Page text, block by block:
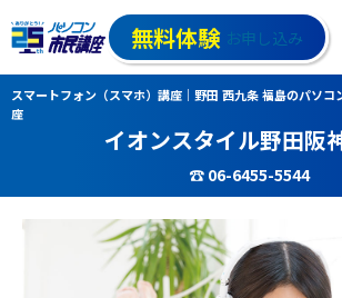
無料体験 お申し込み
スマートフォン（スマホ）講座｜野田 西九条 福島のパソ
座
イオンスタイル野田阪
☎ 06-6455-5544